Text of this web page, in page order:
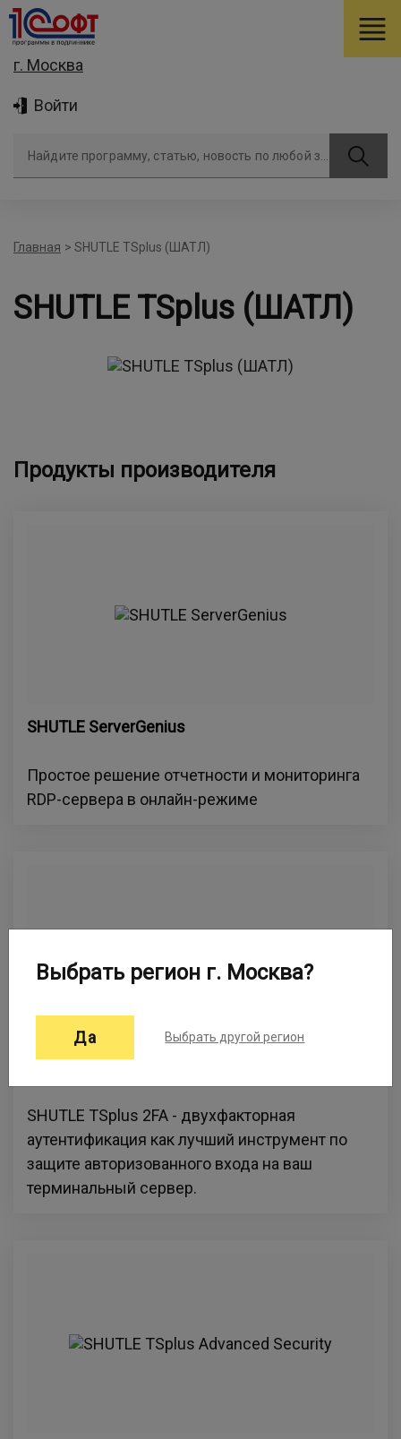
г. Москва
Войти
Главная > SHUTLE TSplus (ШАТЛ)
SHUTLE TSplus (ШАТЛ)
Продукты производителя
SHUTLE ServerGenius
Простое решение отчетности и мониторинга
RDP-сервера в онлайн-режиме
SHUTLE TSplus 2FA - двухфакторная
аутентификация как лучший инструмент по
защите авторизованного входа на ваш
терминальный сервер.
Выбрать регион г. Москва?
Да Выбрать другой регион